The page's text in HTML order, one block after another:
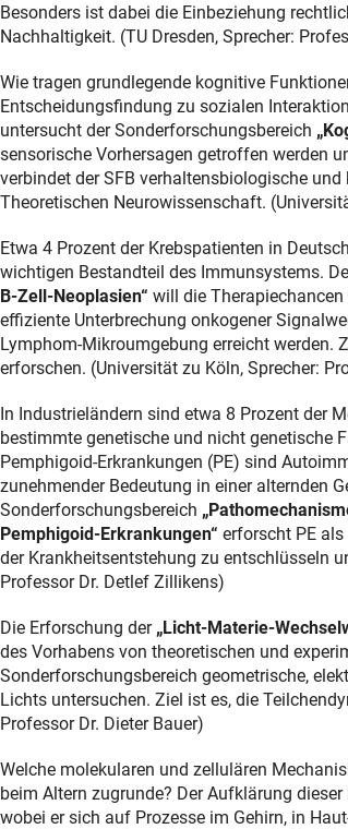
Besonders ist dabei die Einbeziehung
Nachhaltigkeit. (TU Dresden, Sprecher:
Wie tragen grundlegende kognitive
Entscheidungsfindung zu sozialen
untersucht der Sonderforschungsbereich
sensorische Vorhersagen getroffen werden
verbindet der SFB verhaltensbiologische
Theoretischen Neurowissenschaft.
Etwa 4 Prozent der Krebspatienten in
wichtigen Bestandteil des Immunsystems.
B-Zell-Neoplasien“ will die
effiziente Unterbrechung onkogener
Lymphom-Mikroumgebung erreicht werden.
erforschen. (Universität zu Köln, Sprecher:
In Industrieländern sind etwa 8 Prozent der
bestimmte genetische und nicht genetische
Pemphigoid-Erkrankungen (PE) sind
zunehmender Bedeutung in einer alternden
Sonderforschungsbereich
Pemphigoid-Erkrankungen“ erforscht PE
der Krankheitsentstehung zu entschlüsseln
Professor Dr. Detlef Zillikens)
Die Erforschung der „Licht-Materie-
des Vorhabens von theoretischen und
Sonderforschungsbereich geometrische,
Lichts untersuchen. Ziel ist es, die
Professor Dr. Dieter Bauer)
Welche molekularen und zellulären
beim Altern zugrunde? Der Aufklärung
wobei er sich auf Prozesse im Gehirn, in